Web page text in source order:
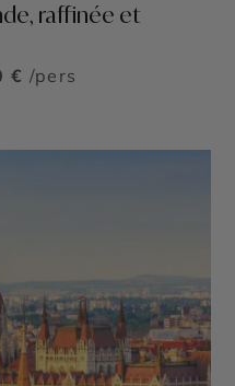
raffinée et
€ /pers